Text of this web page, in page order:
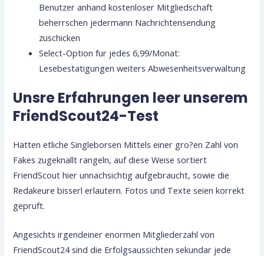
Benutzer anhand kostenloser Mitgliedschaft
beherrschen jedermann Nachrichtensendung
zuschicken
Select-Option fur jedes 6,99/Monat:
Lesebestatigungen weiters Abwesenheitsverwaltung
Unsre Erfahrungen leer unserem
FriendScout24-Test
Hatten etliche Singleborsen Mittels einer gro?en Zahl von
Fakes zugeknallt rangeln, auf diese Weise sortiert
FriendScout hier unnachsichtig aufgebraucht, sowie die
Redakeure bisserl erlautern. Fotos und Texte seien korrekt
gepruft.
Angesichts irgendeiner enormen Mitgliederzahl von
FriendScout24 sind die Erfolgsaussichten sekundar jede